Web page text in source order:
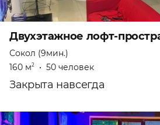
Двухэтажное лофт-
Сокол (9мин.)
160 м2 • 50 человек
Закрыта навсегда